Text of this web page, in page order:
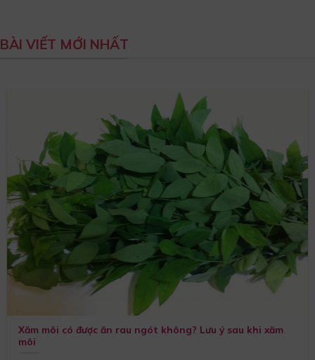
BÀI VIẾT MỚI NHẤT
Xăm môi có được ăn rau ngót không? Lưu ý sau khi xăm
môi